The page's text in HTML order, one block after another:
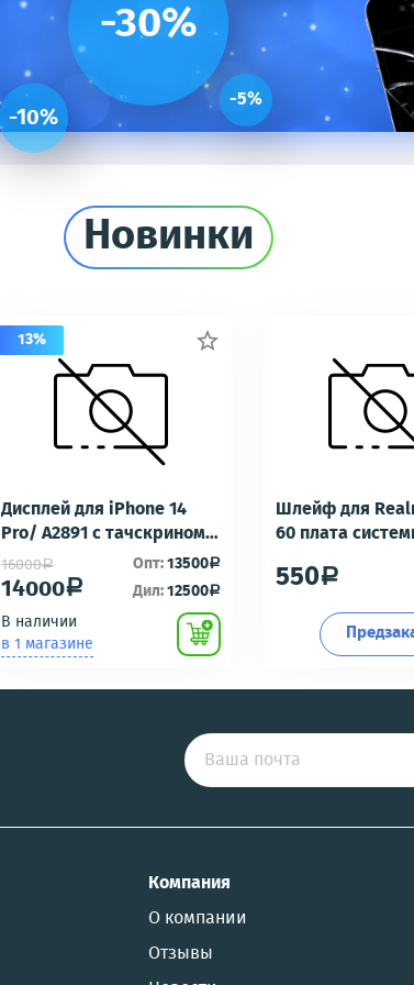
-30%
-10%
-5%
Новинки

Дисплей для iPhone 14
Pro/ A2891 с тачскрином
Черный - OR100 с разбора
идеальное состояние
16000a
14000a
13%
Опт:13500a
Дил:12500a
В наличии
в 1 магазине
Шлейф для
60 плата
гарнитуры/
Премиум
550a
Компания
О компании
Отзывы